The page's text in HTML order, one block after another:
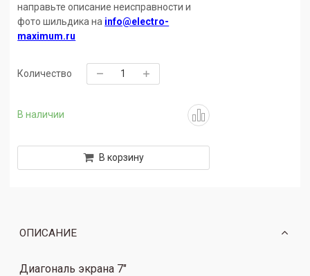
В наличии
направьте описание неисправности и
фото шильдика на info@electro-
maximum.ru
Количество
В корзину
ОПИСАНИЕ
Диагональ экрана 7"